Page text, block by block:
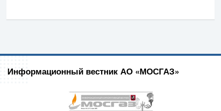
Информационный вестник АО «МОСГАЗ»